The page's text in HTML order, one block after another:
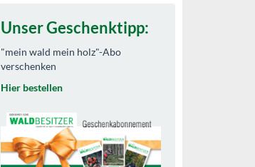
Unser Geschenktipp:
"mein wald mein holz"-Abo
verschenken
Hier bestellen